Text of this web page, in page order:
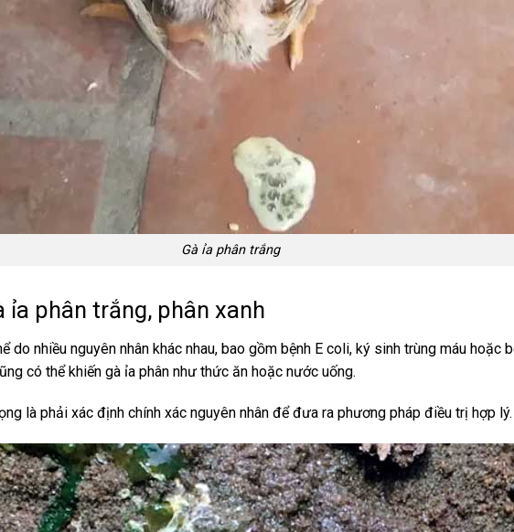
Gà ỉa phân trắng
ỉa phân trắng, phân xanh
do nhiều nguyên nhân khác nhau, bao gồm bệnh E coli, ký sinh trùng máu hoặc
có thể khiến gà ỉa phân như thức ăn hoặc nước uống.
là phải xác định chính xác nguyên nhân để đưa ra phương pháp điều trị hợp lý.